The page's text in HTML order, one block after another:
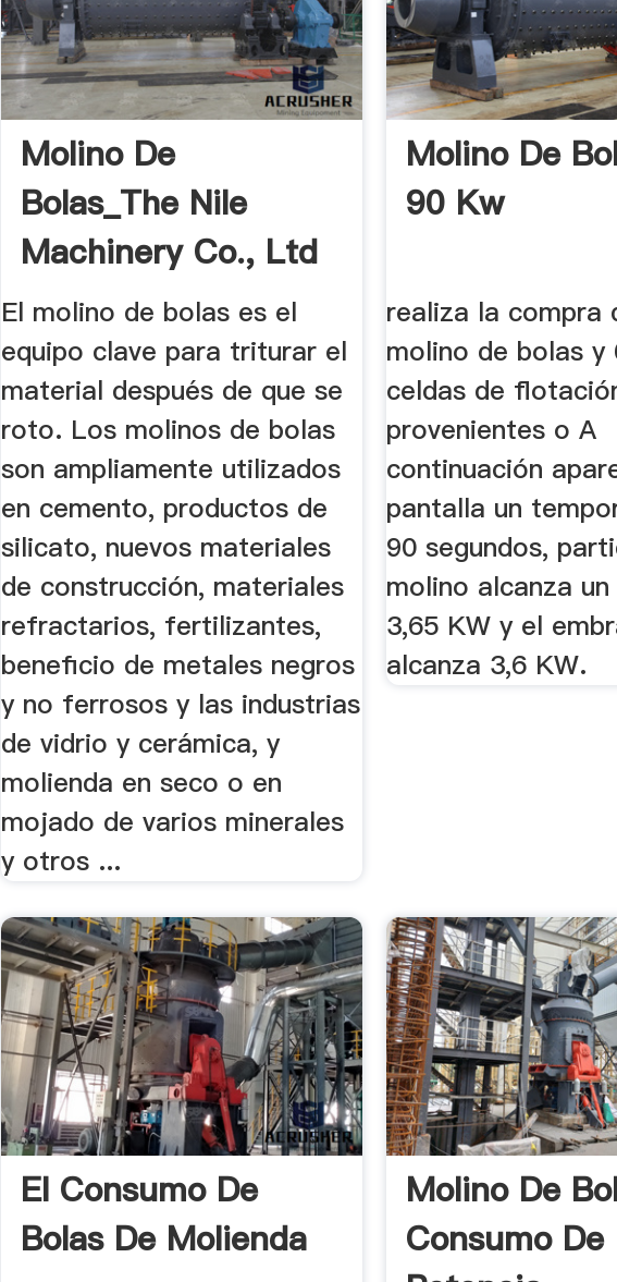
Molino De
Bolas_The Nile
Machinery Co., Ltd
El molino de bolas es el
equipo clave para triturar el
material después de que se
roto. Los molinos de bolas
son ampliamente utilizados
en cemento, productos de
silicato, nuevos materiales
de construcción, materiales
refractarios, fertilizantes,
beneficio de metales negros
y no ferrosos y las industrias
de vidrio y cerámica, y
molienda en seco o en
mojado de varios minerales
y otros ...
Molino De
90 Kw
realiza la compra
molino de bolas y
celdas de
provenientes o A
continuación
pantalla un
90 segundos,
molino alcanza
3,65 KW y el
alcanza 3,6 KW.
El Consumo De
Bolas De Molienda
Molino De
Consumo De